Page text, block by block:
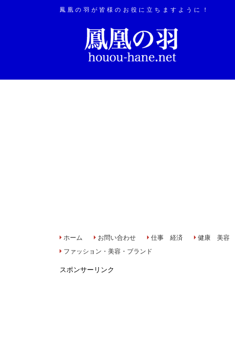
鳳凰の羽が皆様のお役に立ちますように！
ホーム お問い合わせ 仕事 経済 健康 美容
ファッション・美容・ブランド
スポンサーリンク